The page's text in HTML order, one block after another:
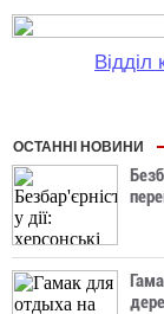
Відділ
ОСТАННІ НОВИНИ